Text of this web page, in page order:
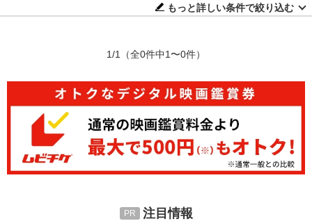
もっと詳しい条件で絞り込む
1/1 （全0件中1〜0件）
注目情報